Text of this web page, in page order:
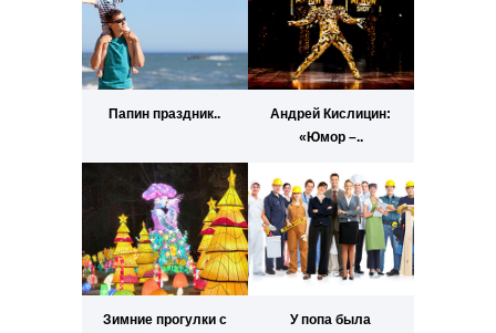
Папин праздник..
Андрей Кислицин:
«Юмор –..
Зимние прогулки с
У попа была